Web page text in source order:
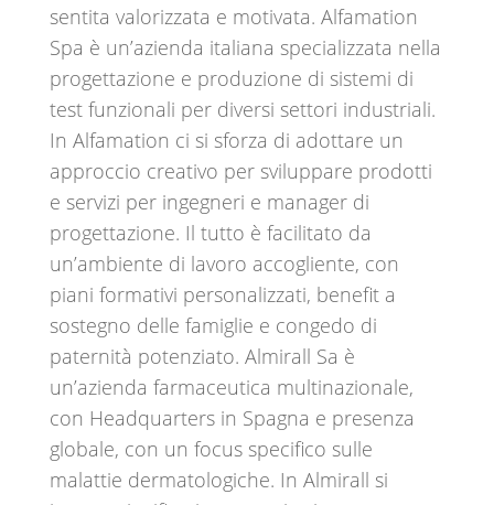
sentita valorizzata e motivata. Alfamation
Spa è un’azienda italiana specializzata nella
progettazione e produzione di sistemi di
test funzionali per diversi settori industriali.
In Alfamation ci si sforza di adottare un
approccio creativo per sviluppare prodotti
e servizi per ingegneri e manager di
progettazione. Il tutto è facilitato da
un’ambiente di lavoro accogliente, con
piani formativi personalizzati, benefit a
sostegno delle famiglie e congedo di
paternità potenziato. Almirall Sa è
un’azienda farmaceutica multinazionale,
con Headquarters in Spagna e presenza
globale, con un focus specifico sulle
malattie dermatologiche. In Almirall si